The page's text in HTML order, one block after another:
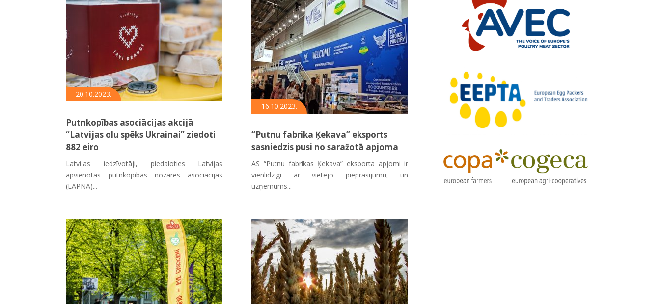
20.10.2023.
Putnkopības asociācijas akcijā
“Latvijas olu spēks Ukrainai” ziedoti
882 eiro
Latvijas iedzīvotāji, piedaloties Latvijas
apvienotās putnkopības nozares asociācijas
(LAPNA)...
16.10.2023.
“Putnu fabrika Ķekava” eksports
sasniedzis pusi no saražotā apjoma
AS “Putnu fabrikas Ķekava” eksporta apjomi ir
vienlīdzīgi ar vietējo pieprasījumu, un
uzņēmums...